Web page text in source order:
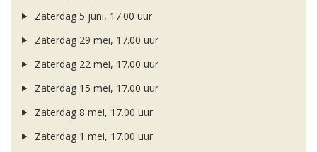
Zaterdag 5 juni, 17.00 uur
Zaterdag 29 mei, 17.00 uur
Zaterdag 22 mei, 17.00 uur
Zaterdag 15 mei, 17.00 uur
Zaterdag 8 mei, 17.00 uur
Zaterdag 1 mei, 17.00 uur